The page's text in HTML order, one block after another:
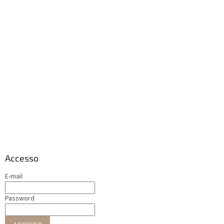
Accesso
E-mail
Password